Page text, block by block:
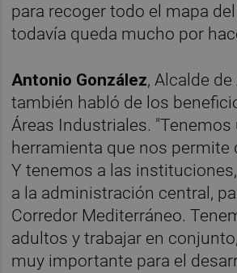
para recoger todo el mapa
todavía queda mucho por
Antonio González, Alcalde
también habló de los
Áreas Industriales. "Tenemos
herramienta que nos permite
Y tenemos a las
a la administración central,
Corredor Mediterráneo.
adultos y trabajar en
muy importante para el